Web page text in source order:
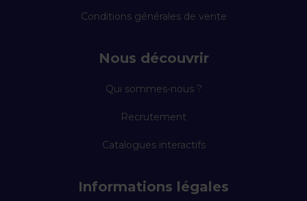
Conditions générales de vente
Nous découvrir
Qui sommes-nous ?
Recrutement
Catalogues interactifs
Informations légales